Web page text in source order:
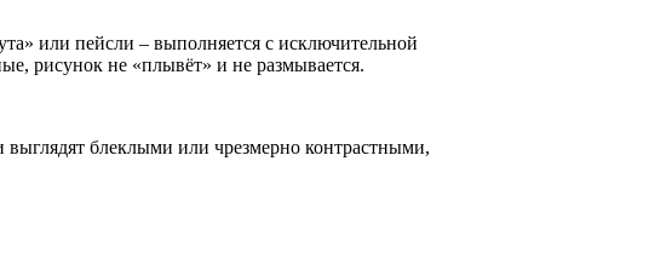
или пейсли – выполняется с исключительной
рисунок не «плывёт» и не размывается.
выглядят блеклыми или чрезмерно контрастными,